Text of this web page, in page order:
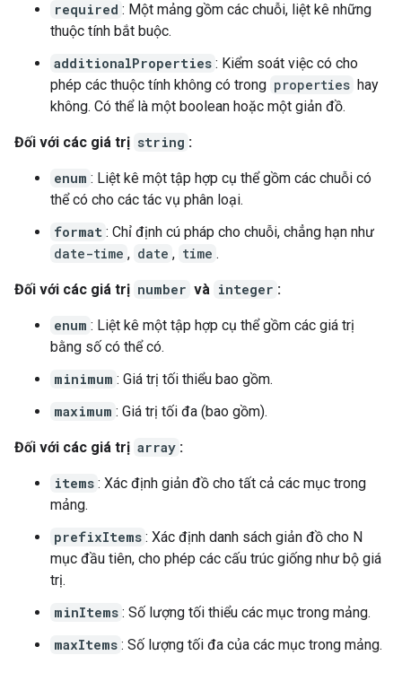
required : Một mảng gồm các chuỗi, liệt kê những
thuộc tính bắt buộc.
additionalProperties : Kiểm soát việc có cho
phép các thuộc tính không có trong properties hay
không. Có thể là một boolean hoặc một giản đồ.
Đối với các giá trị string :
enum : Liệt kê một tập hợp cụ thể gồm các chuỗi có
thể có cho các tác vụ phân loại.
format : Chỉ định cú pháp cho chuỗi, chẳng hạn như
date-time , date , time .
Đối với các giá trị number và integer :
enum : Liệt kê một tập hợp cụ thể gồm các giá trị
bằng số có thể có.
minimum : Giá trị tối thiểu bao gồm.
maximum : Giá trị tối đa (bao gồm).
Đối với các giá trị array :
items : Xác định giản đồ cho tất cả các mục trong
mảng.
prefixItems : Xác định danh sách giản đồ cho N
mục đầu tiên, cho phép các cấu trúc giống như bộ giá
trị.
minItems : Số lượng tối thiểu các mục trong mảng.
maxItems : Số lượng tối đa của các mục trong mảng.